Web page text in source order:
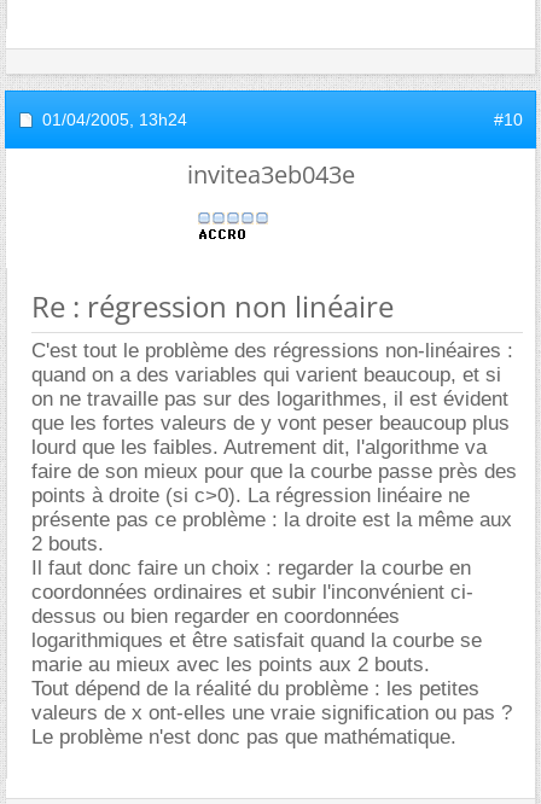
01/04/2005, 13h24 #10
invitea3eb043e
Re : régression non linéaire
C'est tout le problème des régressions non-linéaires :
quand on a des variables qui varient beaucoup, et si
on ne travaille pas sur des logarithmes, il est évident
que les fortes valeurs de y vont peser beaucoup plus
lourd que les faibles. Autrement dit, l'algorithme va
faire de son mieux pour que la courbe passe près des
points à droite (si c>0). La régression linéaire ne
présente pas ce problème : la droite est la même aux
2 bouts.
Il faut donc faire un choix : regarder la courbe en
coordonnées ordinaires et subir l'inconvénient ci-
dessus ou bien regarder en coordonnées
logarithmiques et être satisfait quand la courbe se
marie au mieux avec les points aux 2 bouts.
Tout dépend de la réalité du problème : les petites
valeurs de x ont-elles une vraie signification ou pas ?
Le problème n'est donc pas que mathématique.